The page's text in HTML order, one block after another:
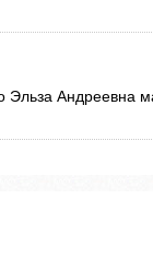
Эльза Андреевна